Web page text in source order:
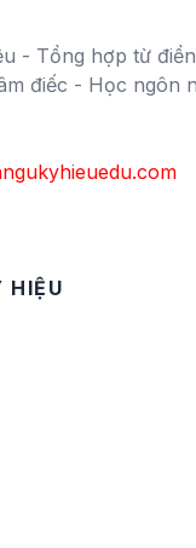
- Tổng hợp từ
điếc - Học ngôn
HIỆU